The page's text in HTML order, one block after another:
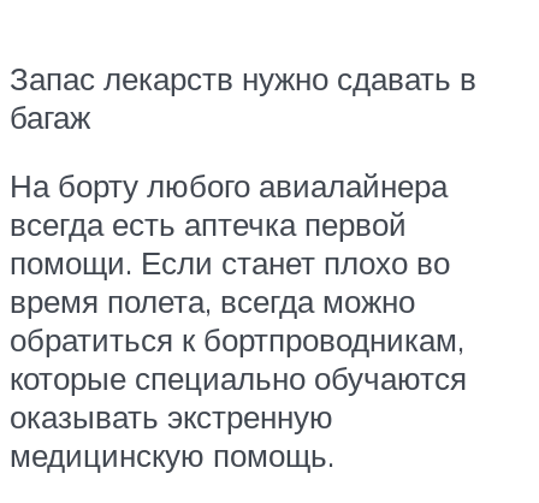
Запас лекарств нужно сдавать в
багаж
На борту любого авиалайнера
всегда есть аптечка первой
помощи. Если станет плохо во
время полета, всегда можно
обратиться к бортпроводникам,
которые специально обучаются
оказывать экстренную
медицинскую помощь.